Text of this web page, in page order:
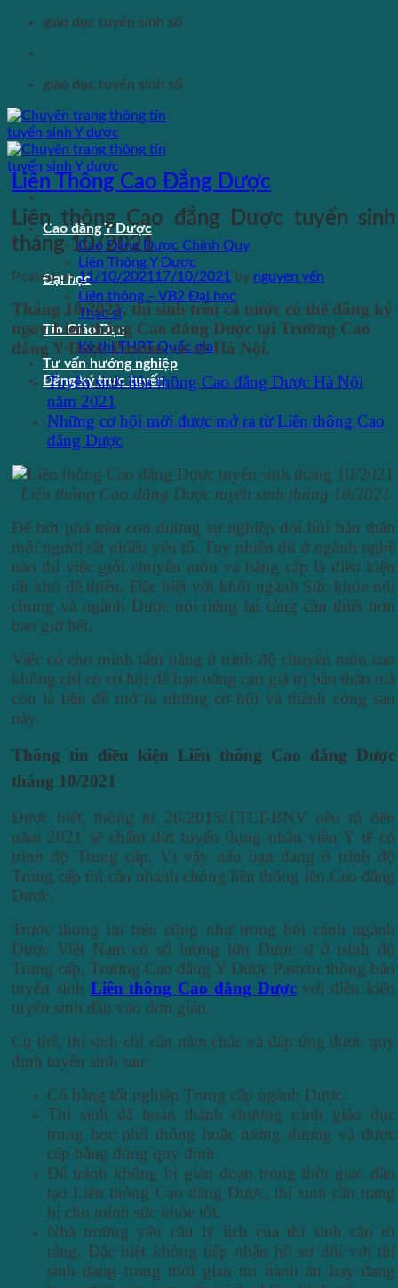
Skip
content
giáo dục tuyển sinh số
giáo dục tuyển sinh số
Cao đẳng Y Dược
Cao Đẳng Dược Chính Quy
Liên Thông Y Dược
Đại học
Liên thông – VB2 Đại học
Thạc sĩ
Tin Giáo Dục
Kỳ thi THPT Quốc gia
Tư vấn hướng nghiệp
Đăng ký trực tuyến
Liên Thông Cao Đẳng Dược
Liên thông Cao đẳng Dược tuyển sinh
tháng 10/2021
Posted on11/10/2021 17/10/2021 by nguyen yến
Tháng 10/2021, thí sinh trên cả nước có thể đăng ký
ngay Liên thông Cao đẳng Dược tại Trường Cao
đẳng Y Dược Pasteur cơ sở Hà Nội.
Tuyển sinh liên thông Cao đẳng Dược Hà Nội
năm 2021
Những cơ hội mới được mở ra từ Liên thông Cao
đẳng Dược
Liên thông Cao đẳng Dược tuyển sinh tháng 10/2021
Để bứt phá trên con đường sự nghiệp đòi hỏi bản thân
mỗi người rất nhiều yếu tố. Tuy nhiên dù ở ngành nghề
nào thì việc giỏi chuyên môn và bằng cấp là điều kiện
rất khó để thiếu. Đặc biệt với khối ngành Sức khỏe nói
chung và ngành Dược nói riêng lại càng cần thiết hơn
bao giờ hết.
Việc có cho mình tấm bằng ở trình độ chuyên môn cao
không chỉ có cơ hội để bạn nâng cao giá trị bản thân mà
còn là tiền đề mở ra những cơ hội và thành công sau
này.
Thông tin điều kiện Liên thông Cao đẳng Dược
tháng 10/2021
Được biết, thông tư 26/2015/TTLT-BNV nêu rõ đến
năm 2021 sẽ chấm dứt tuyển dụng nhân viên Y tế có
trình độ Trung cấp. Vì vậy nếu bạn đang ở trình độ
Trung cấp thì cần nhanh chóng liên thông lên Cao đẳng
Dược.
Trước thong tin trên cũng như trong bối cảnh ngành
Dược Việt Nam có số lượng lớn Dược sĩ ở trình độ
Trung cấp, Trường Cao đẳng Y Dược Pasteur thông báo
tuyển sinh Liên thông Cao đẳng Dượcvới điều kiện
tuyển sinh đầu vào đơn giản.
Cụ thể, thí sinh chỉ cần nắm chắc và đáp ứng được quy
định tuyển sinh sau:
Có bằng tốt nghiệp Trung cấp ngành Dược.
Thí sinh đã hoàn thành chương trình giáo dục
trung học phổ thông hoặc tương đương và được
cấp bằng đúng quy định
Để tránh không bị gián đoạn trong thời gian đào
tạo Liên thông Cao đẳng Dược, thí sinh cần trang
bị cho mình sức khỏe tốt.
Nhà trường yêu cầu lý lịch của thí sinh cần rõ
ràng. Đặc biệt không tiếp nhận hồ sơ đối với thí
sinh đang trong thời gian thi hành án hay đang